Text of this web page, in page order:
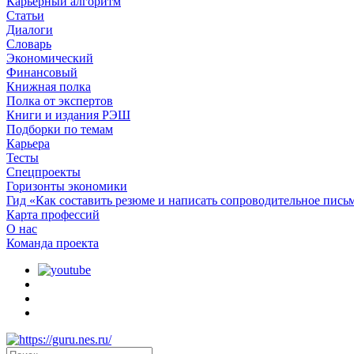
Статьи
Диалоги
Словарь
Экономический
Финансовый
Книжная полка
Полка от экспертов
Книги и издания РЭШ
Подборки по темам
Карьера
Тесты
Спецпроекты
Горизонты экономики
Гид «Как составить резюме и написать сопроводительное
Карта профессий
О наc
Команда проекта